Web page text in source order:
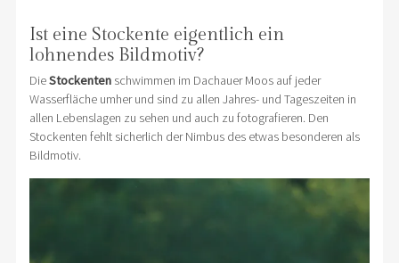
Ist eine Stockente eigentlich ein
lohnendes Bildmotiv?
DieStockentenschwimmen im Dachauer Moos auf jeder
Wasserfläche umher und sind zu allen Jahres- und Tageszeiten in
allen Lebenslagen zu sehen und auch zu fotografieren. Den
Stockenten fehlt sicherlich der Nimbus des etwas besonderen als
Bildmotiv.